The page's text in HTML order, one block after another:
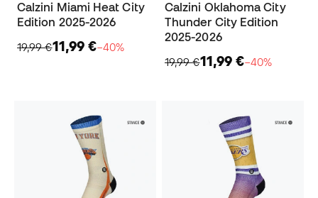
Calzini Miami Heat City
Edition 2025-2026
19,99 €11,99 €−40%
Calzini Oklahoma City
Thunder City Edition
2025-2026
19,99 €11,99 €−40%